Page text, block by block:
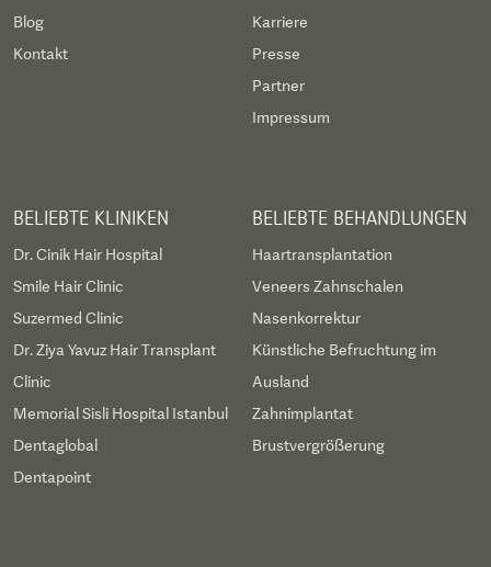
Blog
Kontakt
Karriere
Presse
Partner
Impressum
BELIEBTE KLINIKEN
Dr. Cinik Hair Hospital
Smile Hair Clinic
Suzermed Clinic
Dr. Ziya Yavuz Hair Transplant
Clinic
Memorial Sisli Hospital Istanbul
Dentaglobal
Dentapoint
BELIEBTE BEHANDLUNGEN
Haartransplantation
Veneers Zahnschalen
Nasenkorrektur
Künstliche Befruchtung im
Ausland
Zahnimplantat
Brustvergrößerung